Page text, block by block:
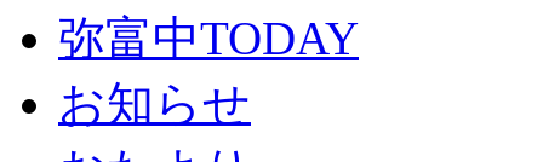
弥富中TODAY
お知らせ